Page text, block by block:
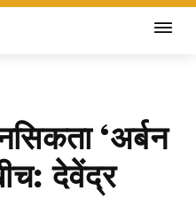
‘अर्बन
देवेंद्र